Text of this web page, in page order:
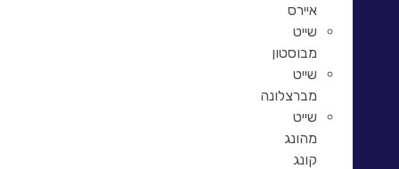
איירס
שייט
מבוסטון
שייט
מברצלונה
שייט
מהונג
קונג